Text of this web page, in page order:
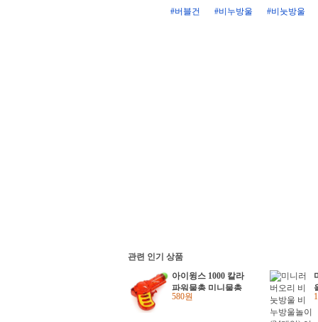
#버블건 #비누방울 #비눗방울
관련 인기 상품
아이윙스 1000 칼라
파워물총 미니물총
권총모양물총 워터건
580원